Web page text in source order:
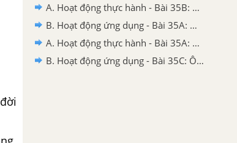
A. Hoạt động thực hành - Bài 35B: Ôn tập 2
B. Hoạt động ứng dụng - Bài 35A: Ôn tập 1
A. Hoạt động thực hành - Bài 35A: Ôn tập 1
B. Hoạt động ứng dụng - Bài 35C: Ôn tập 3